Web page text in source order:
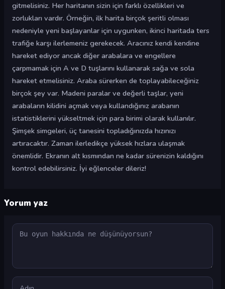
gitmelisiniz. Her haritanın sizin için farklı özellikleri ve
zorlukları vardır. Örneğin, ilk harita birçok şeritli olması
nedeniyle yeni başlayanlar için uygunken, ikinci haritada ters
trafiğe karşı ilerlemeniz gerekecek. Aracınız kendi kendine
hareket ediyor ancak diğer arabalara ve engellere
çarpmamak için A ve D tuşlarını kullanarak sağa ve sola
hareket etmelisiniz. Araba sürerken de toplayabileceğiniz
birçok şey var. Madeni paralar ve değerli taşlar, yeni
arabaların kilidini açmak veya kullandığınız arabanın
istatistiklerini yükseltmek için para birimi olarak kullanılır.
Şimşek simgeleri, üç tanesini topladığınızda hızınızı
artıracaktır. Zaman ilerledikçe yüksek hızlara ulaşmak
önemlidir. Ekranın alt kısmından ne kadar sürenizin kaldığını
kontrol edebilirsiniz. İyi eğlenceler dileriz!
Yorum yaz
Yorum
Ad